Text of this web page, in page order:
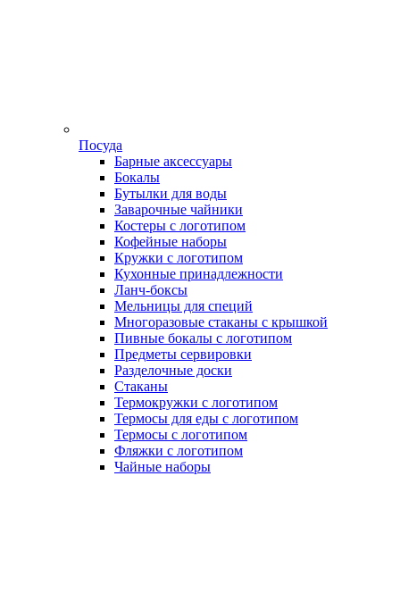
Посуда
Барные аксессуары
Бокалы
Бутылки для воды
Заварочные чайники
Костеры с логотипом
Кофейные наборы
Кружки с логотипом
Кухонные принадлежности
Ланч-боксы
Мельницы для специй
Многоразовые стаканы с крышкой
Пивные бокалы с логотипом
Предметы сервировки
Разделочные доски
Стаканы
Термокружки с логотипом
Термосы для еды с логотипом
Термосы с логотипом
Фляжки с логотипом
Чайные наборы